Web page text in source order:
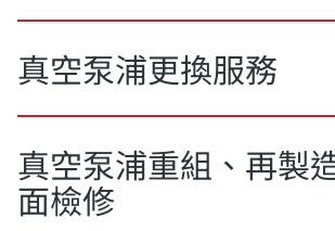
真空泵浦更換服務
真空泵浦重組、再製
面檢修